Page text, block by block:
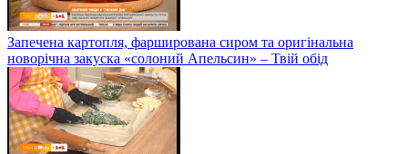
Запечена картопля, фарширована сиром та оригінальна
новорічна закуска «солоний Апельсин» – Твій обід